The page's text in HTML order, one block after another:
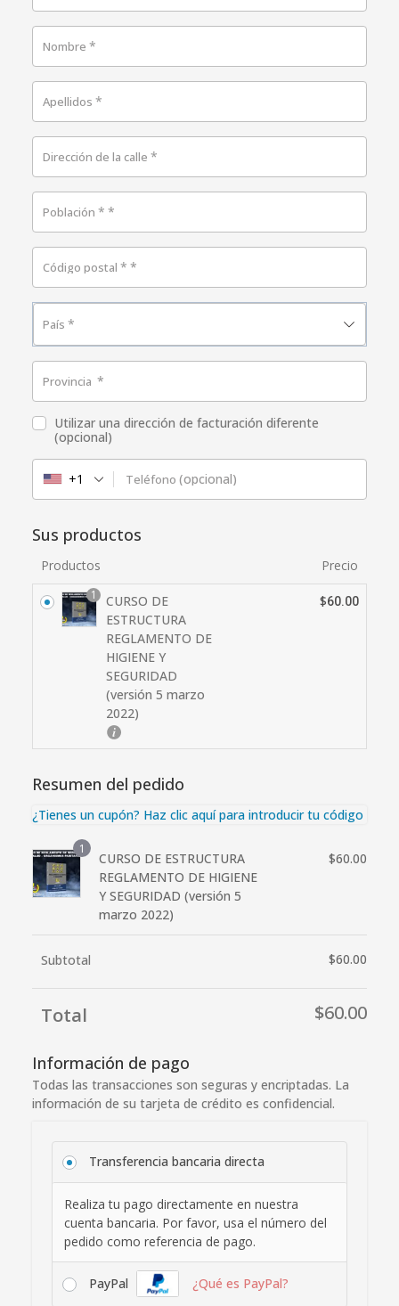
Nombre *
Apellidos *
Dirección de la calle *
Población * *
Código postal * *
País *
Selecciona un país/región…
Provincia *
Utilizar una dirección de facturación diferente
(opcional)
Teléfono (opcional)
+1
Sus productos
Productos Precio
1
CURSO DE
ESTRUCTURA
REGLAMENTO DE
HIGIENE Y
SEGURIDAD
(versión 5 marzo
2022)
$60.00
Resumen del pedido
¿Tienes un cupón? Haz clic aquí para introducir tu código
1
CURSO DE ESTRUCTURA
REGLAMENTO DE HIGIENE
Y SEGURIDAD (versión 5
marzo 2022)
$60.00
Subtotal $60.00
Total $60.00
Información de pago
Todas las transacciones son seguras y encriptadas. La
información de su tarjeta de crédito es confidencial.
Transferencia bancaria directa
Realiza tu pago directamente en nuestra
cuenta bancaria. Por favor, usa el número del
pedido como referencia de pago.
PayPal ¿Qué es PayPal?